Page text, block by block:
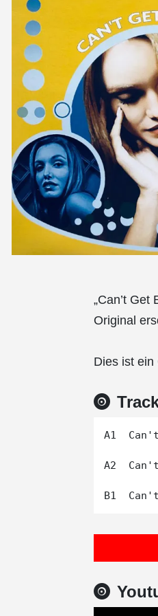
„Can’t
Original
Dies ist ein
A1
A2